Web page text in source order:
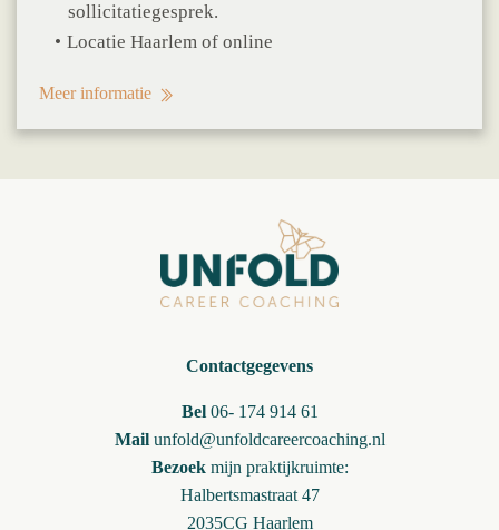
sollicitatiegesprek.
Locatie Haarlem of online
Meer informatie
Contactgegevens
Bel 06- 174 914 61
Mailunfold@unfoldcareercoaching.nl
Bezoekmijn praktijkruimte:
Halbertsmastraat 47
2035CG Haarlem